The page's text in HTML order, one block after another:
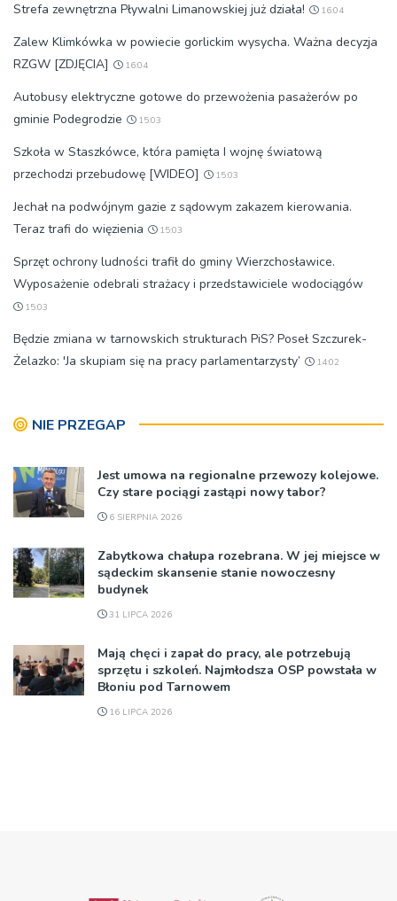
Strefa zewnętrzna Pływalni Limanowskiej już działa! 16:04
Zalew Klimkówka w powiecie gorlickim wysycha. Ważna decyzja
RZGW [ZDJĘCIA]
16:04
Autobusy elektryczne gotowe do przewożenia pasażerów po
gminie Podegrodzie
15:03
Szkoła w Staszkówce, która pamięta I wojnę światową
przechodzi przebudowę [WIDEO]
15:03
Jechał na podwójnym gazie z sądowym zakazem kierowania.
Teraz trafi do więzienia
15:03
Sprzęt ochrony ludności trafił do gminy Wierzchosławice.
Wyposażenie odebrali strażacy i przedstawiciele wodociągów
15:03
Będzie zmiana w tarnowskich strukturach PiS? Poseł Szczurek-
Żelazko: 'Ja skupiam się na pracy parlamentarzysty’
14:02
NIE PRZEGAP
Jest umowa na regionalne przewozy kolejowe.
Czy stare pociągi zastąpi nowy tabor?
6 SIERPNIA 2026
Zabytkowa chałupa rozebrana. W jej miejsce w
sądeckim skansenie stanie nowoczesny
budynek
31 LIPCA 2026
Mają chęci i zapał do pracy, ale potrzebują
sprzętu i szkoleń. Najmłodsza OSP powstała w
Błoniu pod Tarnowem
16 LIPCA 2026